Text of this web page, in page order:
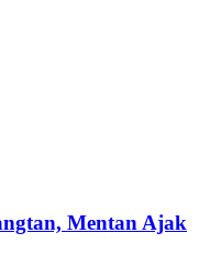
Mentan Ajak